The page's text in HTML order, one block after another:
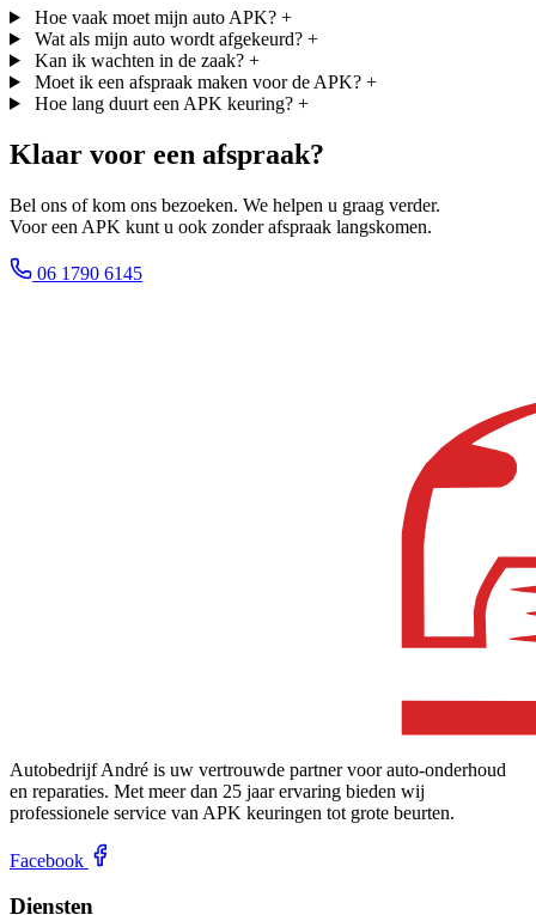
Hoe vaak moet mijn auto APK? +
Wat als mijn auto wordt afgekeurd? +
Kan ik wachten in de zaak? +
Moet ik een afspraak maken voor de APK? +
Hoe lang duurt een APK keuring? +
Klaar voor een afspraak?
Bel ons of kom ons bezoeken. We helpen u graag verder.
Voor een APK kunt u ook zonder afspraak langskomen.
06 1790 6145
Autobedrijf André is uw vertrouwde partner voor auto-onderhoud
en reparaties. Met meer dan 25 jaar ervaring bieden wij
professionele service van APK keuringen tot grote beurten.
Facebook
Diensten